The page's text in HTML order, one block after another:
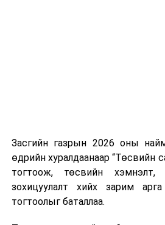
Шинэ хууль Францын зах зээлд
дуудлагын төвүүдэд
Мароккогийн дуудлагын
хувь Францын зах зээлээс
40–50 мянган ажлын байр
Засгийн газрын 2026 оны
өдрийн хуралдаанаар “Төсвийн
тогтоож, төсвийн хэмнэлт,
зохицуулалт хийх зарим
тогтоолыг баталлаа.